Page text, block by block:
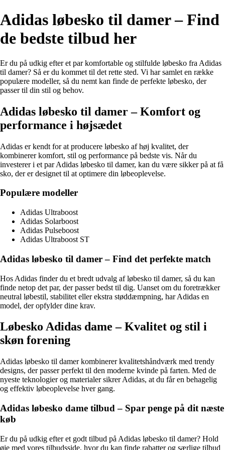
Adidas løbesko til damer – Find
de bedste tilbud her
Er du på udkig efter et par komfortable og stilfulde løbesko fra Adidas
til damer? Så er du kommet til det rette sted. Vi har samlet en række
populære modeller, så du nemt kan finde de perfekte løbesko, der
passer til din stil og behov.
Adidas løbesko til damer – Komfort og
performance i højsædet
Adidas er kendt for at producere løbesko af høj kvalitet, der
kombinerer komfort, stil og performance på bedste vis. Når du
investerer i et par Adidas løbesko til damer, kan du være sikker på at få
sko, der er designet til at optimere din løbeoplevelse.
Populære modeller
Adidas Ultraboost
Adidas Solarboost
Adidas Pulseboost
Adidas Ultraboost ST
Adidas løbesko til damer – Find det perfekte match
Hos Adidas finder du et bredt udvalg af løbesko til damer, så du kan
finde netop det par, der passer bedst til dig. Uanset om du foretrækker
neutral løbestil, stabilitet eller ekstra støddæmpning, har Adidas en
model, der opfylder dine krav.
Løbesko Adidas dame – Kvalitet og stil i
skøn forening
Adidas løbesko til damer kombinerer kvalitetshåndværk med trendy
designs, der passer perfekt til den moderne kvinde på farten. Med de
nyeste teknologier og materialer sikrer Adidas, at du får en behagelig
og effektiv løbeoplevelse hver gang.
Adidas løbesko dame tilbud – Spar penge på dit næste
køb
Er du på udkig efter et godt tilbud på Adidas løbesko til damer? Hold
øje med vores tilbudsside, hvor du kan finde rabatter og særlige tilbud